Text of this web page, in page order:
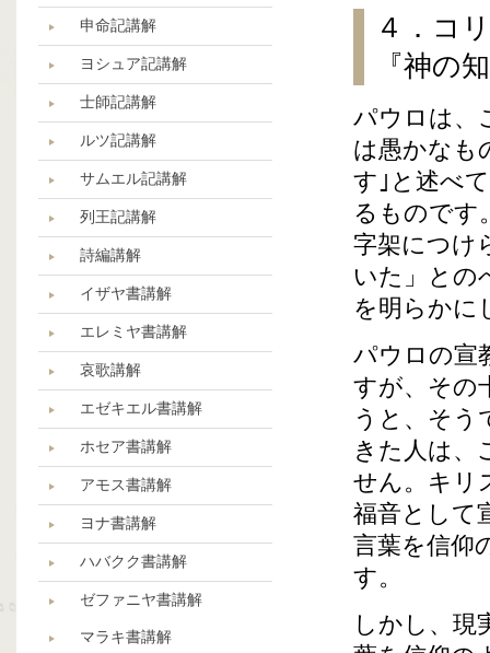
申命記講解
ヨシュア記講解
士師記講解
ルツ記講解
サムエル記講解
列王記講解
詩編講解
イザヤ書講解
エレミヤ書講解
哀歌講解
エゼキエル書講解
ホセア書講解
アモス書講解
ヨナ書講解
ハバクク書講解
ゼファニヤ書講解
マラキ書講解
４．コ
『神の
パウロは、
は愚かなも
す｣と述べ
るものです
字架につけ
いた」との
を明らかに
パウロの宣
すが、その
うと、そう
きた人は、
せん。キリ
福音として
言葉を信仰
す。
しかし、現